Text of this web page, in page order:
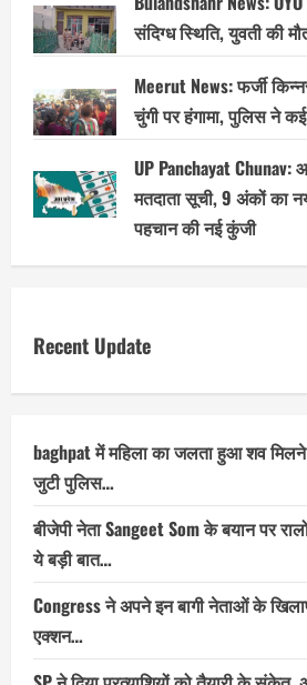
संदिग्ध स्थिति, युवती की
Meerut News: फर्जी
चुंगी पर हंगामा, पुलिस ने
UP Panchayat Chunav:
मतदाता सूची, 9 अंकों का
पहचान की नई कुंजी
Recent Update
baghpat में महिला का जलता हुआ शव
जुटी पुलिस…
बीजेपी नेता Sangeet Som के बयान पर
ये बड़ी बात…
Congress ने अपने इन बागी नेताओं के
एक्शन…